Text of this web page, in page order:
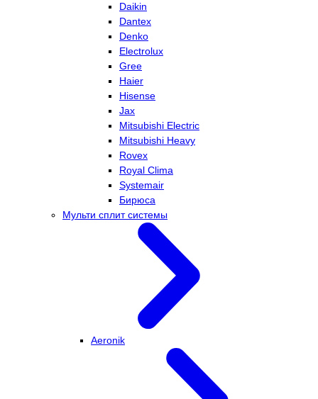
Daikin
Dantex
Denko
Electrolux
Gree
Haier
Hisense
Jax
Mitsubishi Electric
Mitsubishi Heavy
Rovex
Royal Clima
Systemair
Бирюса
Мульти сплит системы
Aeronik